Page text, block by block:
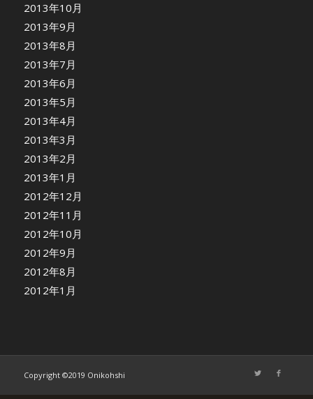
2013年10月
2013年9月
2013年8月
2013年7月
2013年6月
2013年5月
2013年4月
2013年3月
2013年2月
2013年1月
2012年12月
2012年11月
2012年10月
2012年9月
2012年8月
2012年1月
Copyright ©2019 Onikohshi